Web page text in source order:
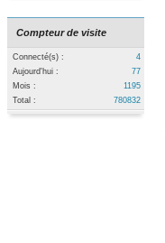
Compteur de visite
Connecté(s) :
4
Aujourd'hui :
77
Mois :
1195
Total :
780832